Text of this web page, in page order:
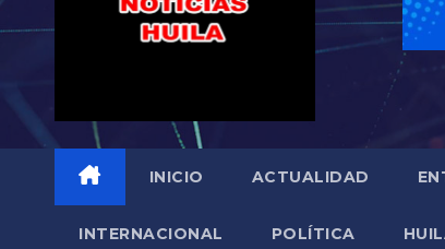
INICIO ACTUALIDAD
INTERNACIONAL POLÍTICA